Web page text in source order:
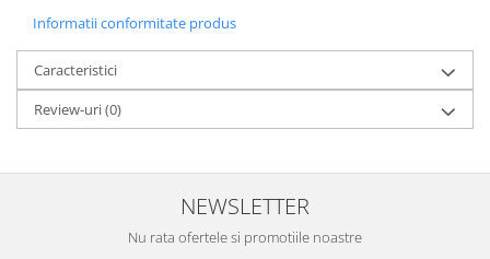
Informatii conformitate produs
Caracteristici
Review-uri(0)
NEWSLETTER
Nu rata ofertele si promotiile noastre